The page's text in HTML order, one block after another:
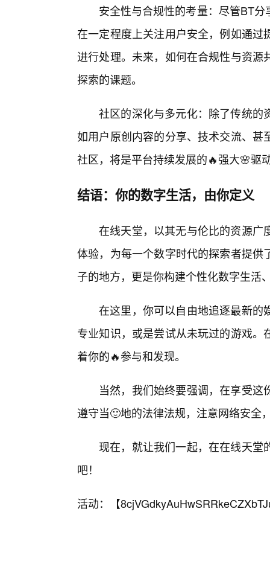
安全性与合规性的考量：尽管BT
在一定程度上关注用户安全，例如通
进行处理。未来，如何在合规性与资
探索的课题。
社区的深化与多元化：除了传统的
如用户原创内容的分享、技术交流、
社区，将是平台持续发展的🔥强大🌸驱
结语：你的数字生活，由你定义
在线天堂，以其无与伦比的资源广
体验，为每一个数字时代的探索者提
子的地方，更是你构建个性化数字生活
在这里，你可以自由地追逐最新的
专业知识，或是尝试从未玩过的游戏
着你的🔥参与和发现。
当然，我们始终要强调，在享受
遵守当🙂地的法律法规，注意网络安全
现在，就让我们一起，在在线天堂
吧！
活动：【